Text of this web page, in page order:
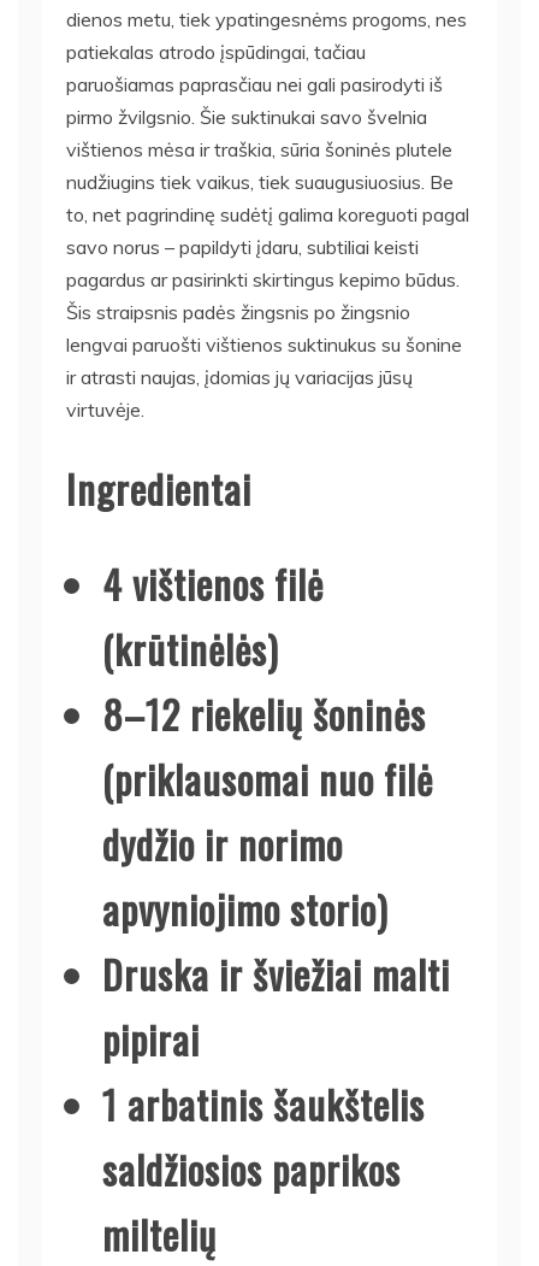
dienos metu, tiek ypatingesnėms progoms, nes
patiekalas atrodo įspūdingai, tačiau
paruošiamas paprasčiau nei gali pasirodyti iš
pirmo žvilgsnio. Šie suktinukai savo švelnia
vištienos mėsa ir traškia, sūria šoninės plutele
nudžiugins tiek vaikus, tiek suaugusiuosius. Be
to, net pagrindinę sudėtį galima koreguoti pagal
savo norus – papildyti įdaru, subtiliai keisti
pagardus ar pasirinkti skirtingus kepimo būdus.
Šis straipsnis padės žingsnis po žingsnio
lengvai paruošti vištienos suktinukus su šonine
ir atrasti naujas, įdomias jų variacijas jūsų
virtuvėje.
Ingredientai
4 vištienos filė
(krūtinėlės)
8–12 riekelių šoninės
(priklausomai nuo filė
dydžio ir norimo
apvyniojimo storio)
Druska ir šviežiai malti
pipirai
1 arbatinis šaukštelis
saldžiosios paprikos
miltelių